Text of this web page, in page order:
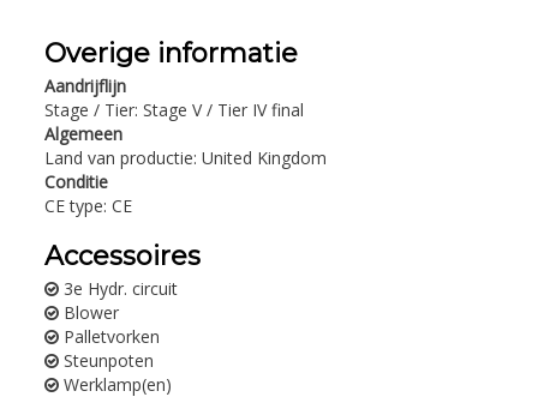
Overige informatie
Aandrijflijn
Stage / Tier: Stage V / Tier IV final
Algemeen
Land van productie: United Kingdom
Conditie
CE type: CE
Accessoires
3e Hydr. circuit
Blower
Palletvorken
Steunpoten
Werklamp(en)